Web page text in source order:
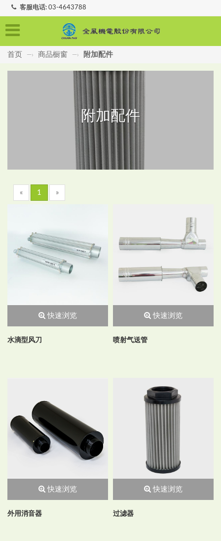
客服电话: 03-4643788
首页 —› 商品橱窗 —› 附加配件
附加配件
« 1 »
快速浏览
水滴型风刀
快速浏览
喷射气送管
快速浏览
外用消音器
快速浏览
过滤器